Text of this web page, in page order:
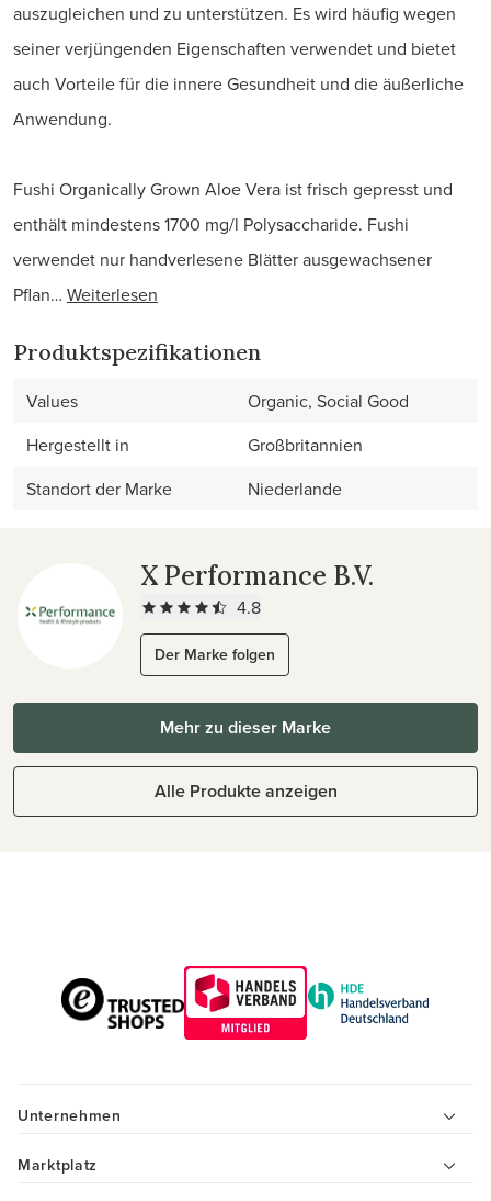
auszugleichen und zu unterstützen. Es wird häufig wegen
seiner verjüngenden Eigenschaften verwendet und bietet
auch Vorteile für die innere Gesundheit und die äußerliche
Anwendung.
Fushi Organically Grown Aloe Vera ist frisch gepresst und
enthält mindestens 1700 mg/l Polysaccharide. Fushi
verwendet nur handverlesene Blätter ausgewachsener
Pflan… Weiterlesen
Produktspezifikationen
Values
Organic, Social Good
Hergestellt in
Großbritannien
Standort der Marke
Niederlande
X Performance B.V.
4.8
Der Marke folgen
Mehr zu dieser Marke
Alle Produkte anzeigen
Unternehmen
Marktplatz